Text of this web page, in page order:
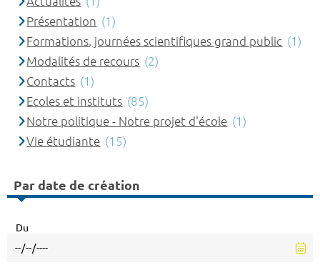
Présentation (1)
Formations, journées scientifiques grand public (1)
Modalités de recours (2)
Contacts (1)
Ecoles et instituts (85)
Notre politique - Notre projet d'école (1)
Vie étudiante (15)
Par date de création
Du